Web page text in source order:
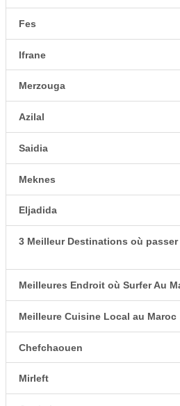
Fes
Ifrane
Merzouga
Azilal
Saidia
Meknes
Eljadida
3 Meilleur Destinations où
Meilleures Endroit où Surfer Au
Meilleure Cuisine Local au Maroc
Chefchaouen
Mirleft